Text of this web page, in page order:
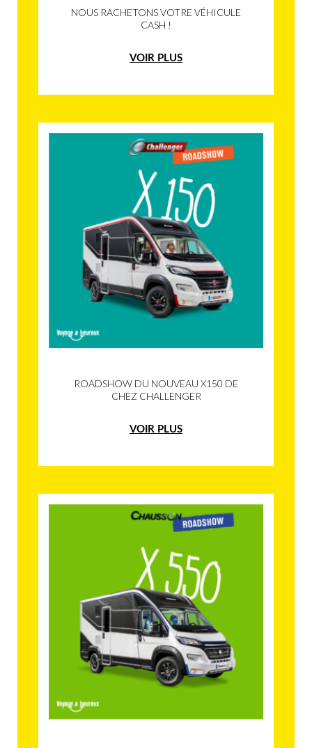
NOUS RACHETONS VOTRE VÉHICULE
CASH !
VOIR PLUS
ROADSHOW DU NOUVEAU X150 DE
CHEZ CHALLENGER
VOIR PLUS